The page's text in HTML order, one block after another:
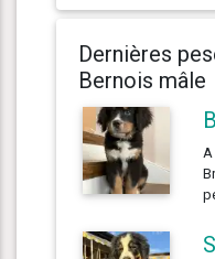
Dernières
Bernois mâle